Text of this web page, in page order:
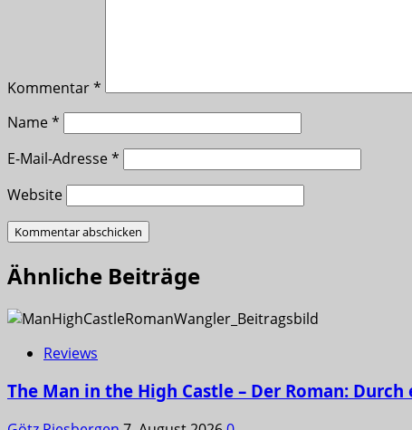
Kommentar*
Name*
E-Mail-Adresse*
Website
Ähnliche Beiträge
Reviews
The Man in the High Castle – Der Roman: